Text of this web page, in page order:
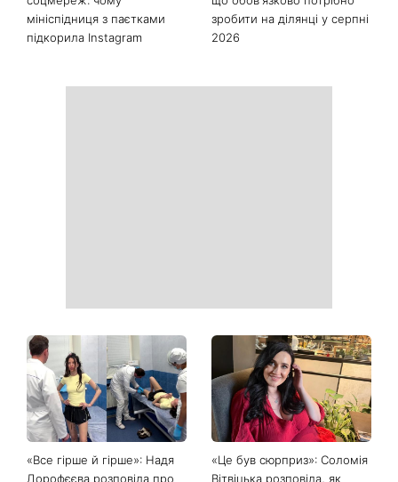
Останні новини
Головний стильний тренд
соцмереж: чому
мініспідниця з паєтками
підкорила Instagram
Не відкладайте до вересня:
що обов'язково потрібно
зробити на ділянці у серпні
2026